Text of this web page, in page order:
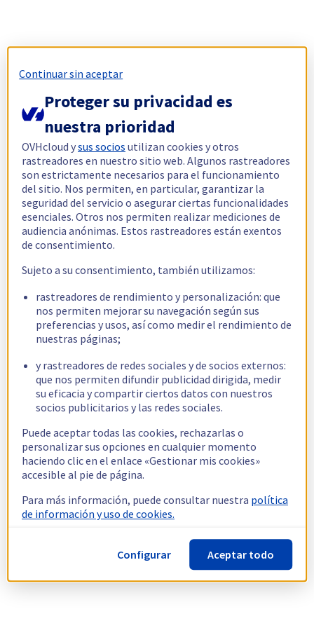
Continuar sin aceptar
Proteger su privacidad es
nuestra prioridad
OVHcloud ysus socios utilizan cookies y otros
rastreadores en nuestro sitio web. Algunos rastreadores
son estrictamente necesarios para el funcionamiento
del sitio. Nos permiten, en particular, garantizar la
seguridad del servicio o asegurar ciertas funcionalidades
esenciales. Otros nos permiten realizar mediciones de
audiencia anónimas. Estos rastreadores están exentos
de consentimiento.
Sujeto a su consentimiento, también utilizamos:
rastreadores de rendimiento y personalización: que
nos permiten mejorar su navegación según sus
preferencias y usos, así como medir el rendimiento de
nuestras páginas;
y rastreadores de redes sociales y de socios externos:
que nos permiten difundir publicidad dirigida, medir
su eficacia y compartir ciertos datos con nuestros
socios publicitarios y las redes sociales.
Puede aceptar todas las cookies, rechazarlas o
personalizar sus opciones en cualquier momento
haciendo clic en el enlace «Gestionar mis cookies»
accesible al pie de página.
Para más información, puede consultar nuestra política
de información y uso de cookies.
Configurar Aceptar todo